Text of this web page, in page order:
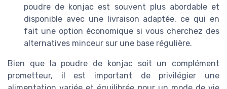
poudre de konjac est souvent plus abordable et
disponible avec une livraison adaptée, ce qui en
fait une option économique si vous cherchez des
alternatives minceur sur une base régulière.
Bien que la poudre de konjac soit un complément
prometteur, il est important de privilégier une